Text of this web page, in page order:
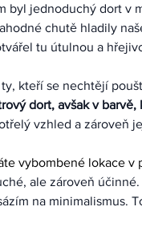
byl jednoduchý dort v
chutě hladily
tu útulnou a
ty, kteří se nechtějí
dort, avšak v
vzhled a zároveň
vybombené lokace v
ale zároveň
na minimalismus.